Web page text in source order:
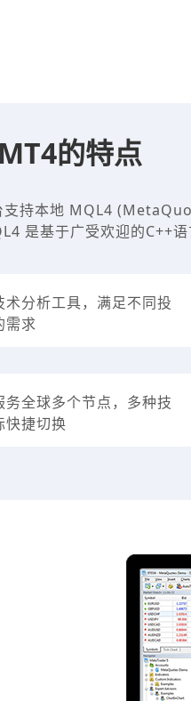
的特点
持本地 MQL4
基于广受欢迎的C++语
术分析工具，满足不同投
需求
务全球多个节点，多种技
快捷切换